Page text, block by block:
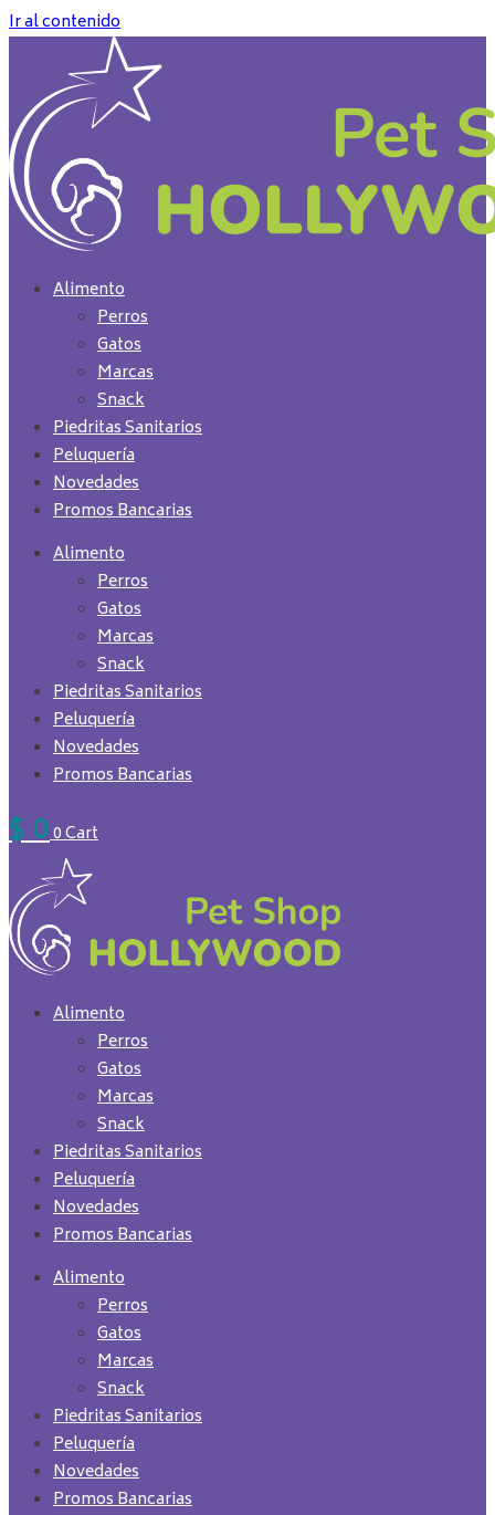
Ir al contenido
Alimento
Perros
Gatos
Marcas
Snack
Piedritas Sanitarios
Peluquería
Novedades
Promos Bancarias
Alimento
Perros
Gatos
Marcas
Snack
Piedritas Sanitarios
Peluquería
Novedades
Promos Bancarias
$00Cart
Alimento
Perros
Gatos
Marcas
Snack
Piedritas Sanitarios
Peluquería
Novedades
Promos Bancarias
Alimento
Perros
Gatos
Marcas
Snack
Piedritas Sanitarios
Peluquería
Novedades
Promos Bancarias